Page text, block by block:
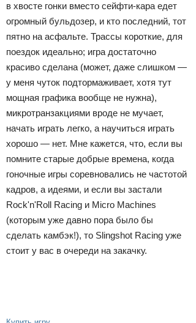
в хвосте гонки вместо сейфти-кара едет
огромный бульдозер, и кто последний, тот
пятно на асфальте. Трассы короткие, для
поездок идеально; игра достаточно
красиво сделана (может, даже слишком —
у меня чуток подтормаживает, хотя тут
мощная графика вообще не нужна),
микротранзакциями вроде не мучает,
начать играть легко, а научиться играть
хорошо — нет. Мне кажется, что, если вы
помните старые добрые времена, когда
гоночные игры соревновались не частотой
кадров, а идеями, и если вы застали
Rock'n'Roll Racing и Micro Machines
(которым уже давно пора было бы
сделать камбэк!), то Slingshot Racing уже
стоит у вас в очереди на закачку.